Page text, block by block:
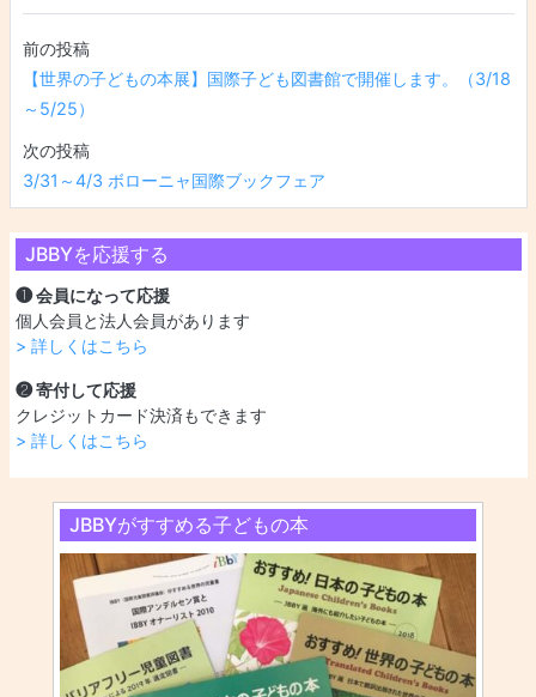
JBBYを応援する
❶ 会員になって応援
個人会員と法人会員があります
> 詳しくはこちら
❷ 寄付して応援
クレジットカード決済もできます
> 詳しくはこちら
JBBYがすすめる子どもの本
投稿ナビゲーション
【世界の子どもの本展】国際子ども図書館で開催します。（3/18
～5/25）
3/31～4/3 ボローニャ国際ブックフェア